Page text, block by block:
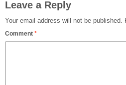
Leave a Reply
Your email address will not be published.
Comment *